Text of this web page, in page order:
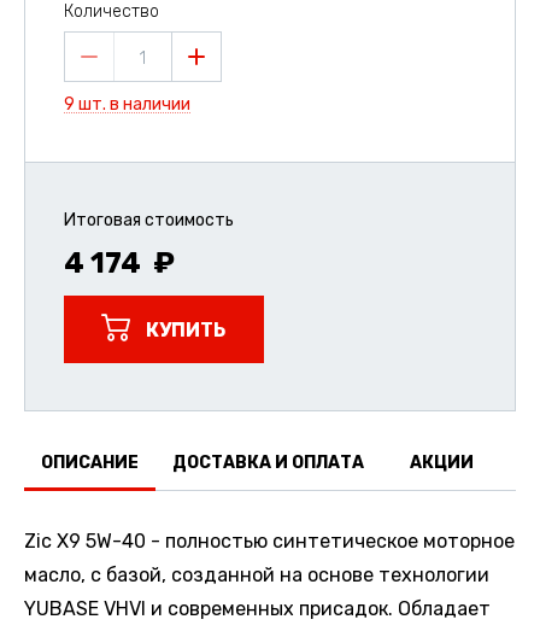
Количество
1
9 шт. в наличии
Итоговая стоимость
4 174
КУПИТЬ
ОПИСАНИЕ ДОСТАВКА И ОПЛАТА АКЦИИ
Zic X9 5W-40 - полностью синтетическое моторное
масло, с базой, созданной на основе технологии
YUBASE VHVI и современных присадок. Обладает